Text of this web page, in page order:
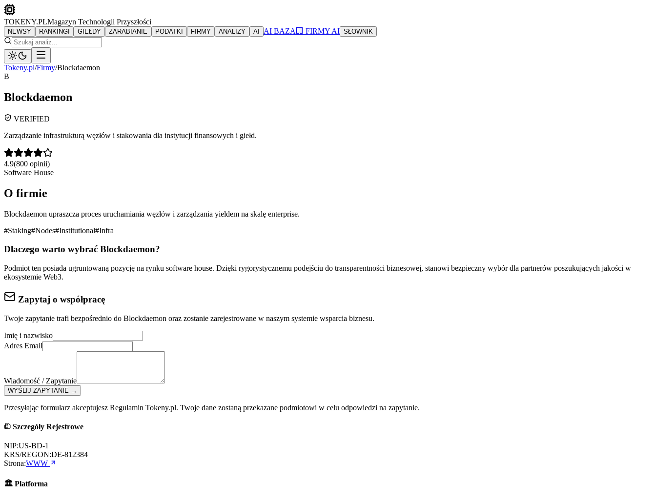
TOKENY.PLMagazyn Technologii Przyszłości
NEWSY RANKINGI GIEŁDY ZARABIANIE PODATKI FIRMY ANALIZY AI AI BAZA 🏢 FIRMY AI SŁOWNIK
Tokeny.pl/Firmy/Blockdaemon
B
Blockdaemon
VERIFIED
Zarządzanie infrastrukturą węzłów i stakowania dla instytucji finansowych i giełd.
4.9(800 opinii)
Software House
O firmie
Blockdaemon upraszcza proces uruchamiania węzłów i zarządzania yieldem na skalę enterprise.
#Staking#Nodes#Institutional#Infra
Dlaczego warto wybrać Blockdaemon?
Podmiot ten posiada ugruntowaną pozycję na rynku software house. Dzięki rygorystycznemu podejściu do transparentności biznesowej, stanowi bezpieczny wybór dla partnerów poszukujących jakości w
ekosystemie Web3.
Zapytaj o współpracę
Twoje zapytanie trafi bezpośrednio do Blockdaemon oraz zostanie zarejestrowane w naszym systemie wsparcia biznesu.
Imię i nazwisko
Adres Email
Wiadomość / Zapytanie
WYŚLIJ ZAPYTANIE →
Przesyłając formularz akceptujesz Regulamin Tokeny.pl. Twoje dane zostaną przekazane podmiotowi w celu odpowiedzi na zapytanie.
Szczegóły Rejestrowe
NIP:US-BD-1
KRS/REGON:DE-812384
Strona:WWW
🏛️ Platforma